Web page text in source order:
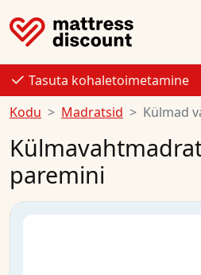
Tasuta kohaletoimetamine
Kodu
Madratsid Külmad
paremini